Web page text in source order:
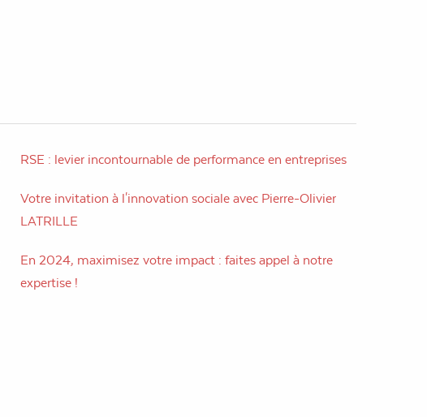
RSE : levier incontournable de performance en entreprises
Votre invitation à l'innovation sociale avec Pierre-Olivier
LATRILLE
En 2024, maximisez votre impact : faites appel à notre
expertise !